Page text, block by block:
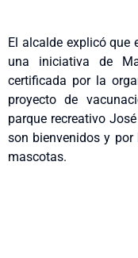
El alcalde explicó que
una iniciativa de
certificada por la
proyecto de
parque recreativo
son bienvenidos y
mascotas.